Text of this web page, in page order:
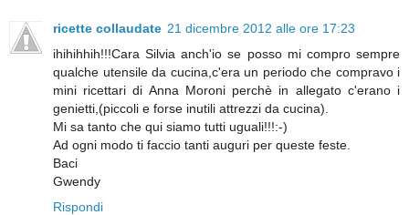
ricette collaudate 21 dicembre 2012 alle ore 17:23
ihihihhih!!!Cara Silvia anch'io se posso mi compro sempre
qualche utensile da cucina,c'era un periodo che compravo i
mini ricettari di Anna Moroni perchè in allegato c'erano i
genietti,(piccoli e forse inutili attrezzi da cucina).
Mi sa tanto che qui siamo tutti uguali!!!:-)
Ad ogni modo ti faccio tanti auguri per queste feste.
Baci
Gwendy
Rispondi